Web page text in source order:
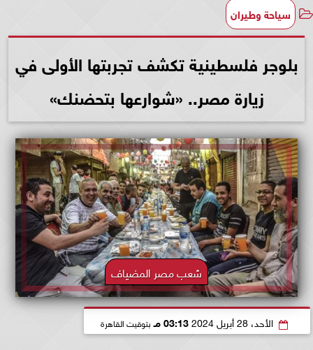
سياحة وطيران
بلوجر فلسطينية تكشف تجربتها الأولى في
زيارة مصر.. «شوارعها بتحضنك»
شعب مصر المضياف
الأحد، 28 أبريل 2024 03:13 مـ بتوقيت القاهرة